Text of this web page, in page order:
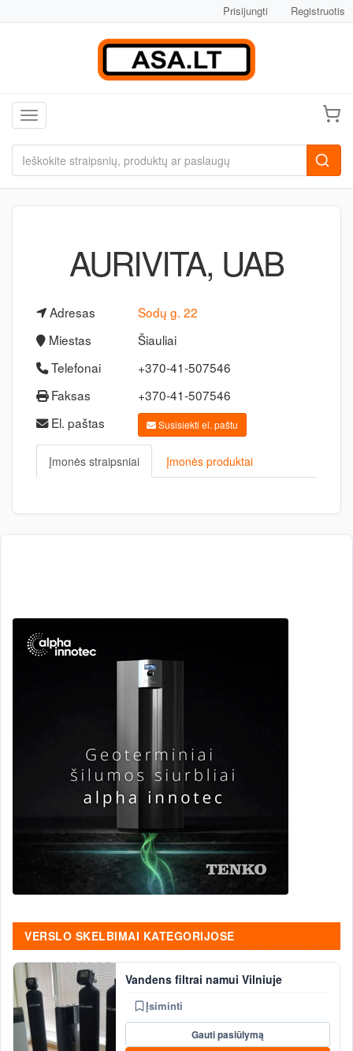
Prisijungti Registruotis
Toggle navigation
AURIVITA, UAB
Adresas
Sodų g. 22
Miestas
Šiauliai
Telefonai
+370-41-507546
Faksas
+370-41-507546
El. paštas
Susisiekti el. paštu
Įmonės straipsniai Įmonės produktai
VERSLO SKELBIMAI KATEGORIJOSE
Vandens filtrai namui Vilniuje
Įsiminti
Gauti pasiūlymą